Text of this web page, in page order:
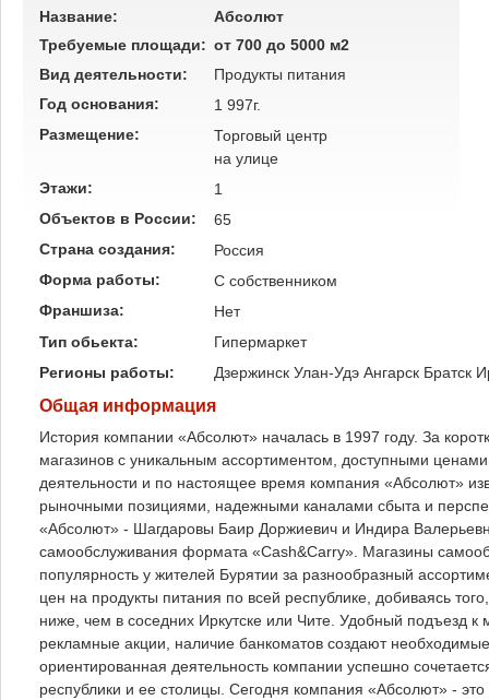
Название:
Абсолют
Требуемые площади: от 700 до 5000 м2
Вид деятельности:
Продукты питания
Год основания:
1 997г.
Размещение:
Торговый центр
на улице
Этажи:
1
Объектов в России:
65
Страна создания:
Россия
Форма работы:
C собственником
Франшиза:
Нет
Тип обьекта:
Гипермаркет
Регионы работы:
Дзержинск Улан-Удэ Ангарск Братск
Общая информация
История компании «Абсолют» началась в 1997 году. За
магазинов с уникальным ассортиментом, доступными
деятельности и по настоящее время компания «Абсолют»
рыночными позициями, надежными каналами сбыта и
«Абсолют» - Шагдаровы Баир Доржиевич и Индира
самообслуживания формата «Cash&Carry». Магазины
популярность у жителей Бурятии за разнообразный
цен на продукты питания по всей республике, добиваясь
ниже, чем в соседних Иркутске или Чите. Удобный подъезд к
рекламные акции, наличие банкоматов создают
ориентированная деятельность компании успешно
республики и ее столицы. Сегодня компания «Абсолют» -